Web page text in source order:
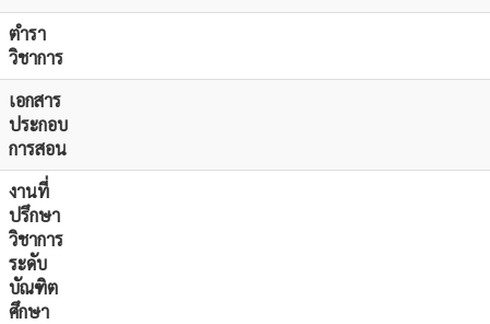
ตำรา
วิชาการ
เอกสาร
ประกอบ
การสอน
งานที่
ปรึกษา
วิชาการ
ระดับ
บัณฑิต
ศึกษา